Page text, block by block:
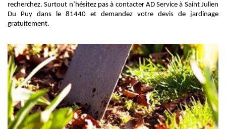
recherchez. Surtout n’hésitez pas à contacter AD Service à Saint Julien
Du Puy dans le 81440 et demandez votre devis de jardinage
gratuitement.